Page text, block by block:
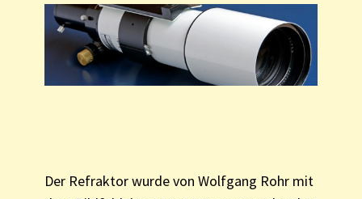
Der Refraktor wurde von Wolfgang Rohr mit